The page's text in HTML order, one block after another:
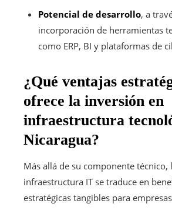
Potencial de desarrollo, a
incorporación de herramientas
como ERP, BI y plataformas de
¿Qué ventajas
ofrece la inversión en
infraestructura
Nicaragua?
Más allá de su componente técnico,
infraestructura IT se traduce en
estratégicas tangibles para